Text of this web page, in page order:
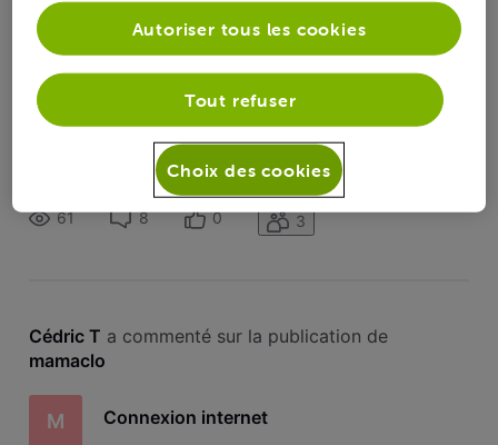
M Connexion internet
Blandain à côté de Tournai : hier des techniciens sont
intervenus sur le câblage dans la rue (pourquoi je ne sais
pas), pas d internet pendant leur intervention ce qui me
paraît normal, mais depuis leur départ hier vers 12h plus d'
internet ! Redémarrage modem fait, appels assistance :
changement de
61 8 0 3
Cédric T a commenté sur la publication de
mamaclo
M Connexion internet
Tout refuser
Autoriser tous les cookies
Choix des cookies